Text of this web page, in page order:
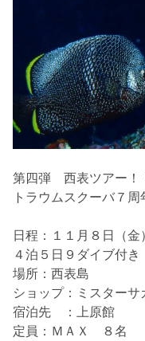
第四弾 西表ツアー！
トラウムスクーバ７周
日程：１１月８日（金
４泊５日９ダイブ付き
場所：西表島
ショップ：ミスターサ
宿泊先 ：上原館
定員：ＭＡＸ ８名